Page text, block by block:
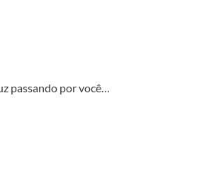
passando por você…